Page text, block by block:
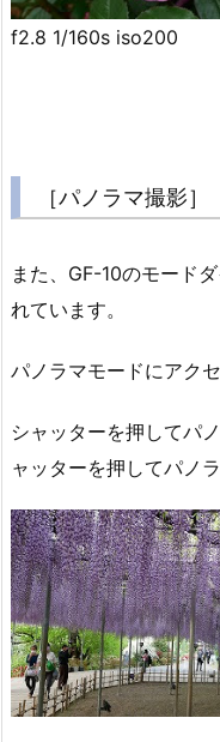
f2.8 1/160s iso200
［パノラマ撮影］
また、GF-10のモード
れています。
パノラマモードにアク
シャッターを押してパ
ャッターを押してパノ